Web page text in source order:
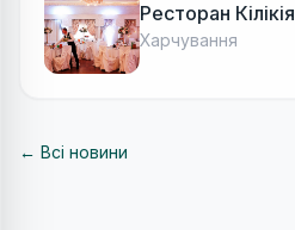
Ресторан Кілікія
Харчування
← Всі новини